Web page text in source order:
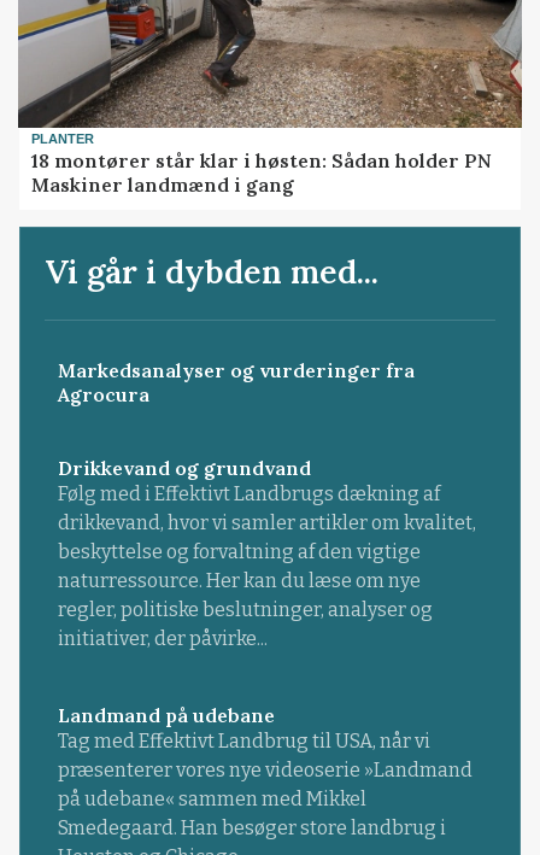
PLANTER
18 montører står klar i høsten: Sådan holder PN
Maskiner landmænd i gang
Vi går i dybden med...
Markedsanalyser og vurderinger fra
Agrocura
Drikkevand og grundvand
Følg med i Effektivt Landbrugs dækning af
drikkevand, hvor vi samler artikler om kvalitet,
beskyttelse og forvaltning af den vigtige
naturressource. Her kan du læse om nye
regler, politiske beslutninger, analyser og
initiativer, der påvirke...
Landmand på udebane
Tag med Effektivt Landbrug til USA, når vi
præsenterer vores nye videoserie »Landmand
på udebane« sammen med Mikkel
Smedegaard. Han besøger store landbrug i